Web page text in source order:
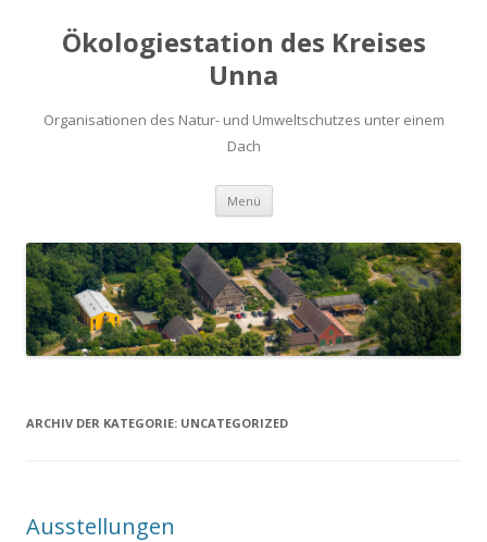
Ökologiestation des Kreises
Unna
Organisationen des Natur- und Umweltschutzes unter einem
Dach
Menü Zum
springen
ARCHIV DER KATEGORIE: UNCATEGORIZED
Ausstellungen